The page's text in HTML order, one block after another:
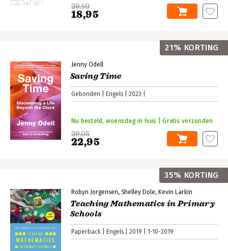
29,40
18,95
Jenny Odell
Saving Time
Gebonden Engels 2023
29,05
22,95
Nu besteld, woensdag in huis | Gratis verzonden
21% KORTING
Robyn Jorgensen Shelley Dole Kevin Larkin
Teaching Mathematics in Primary
Schools
Paperback Engels 2019 1-10-2019
35% KORTING